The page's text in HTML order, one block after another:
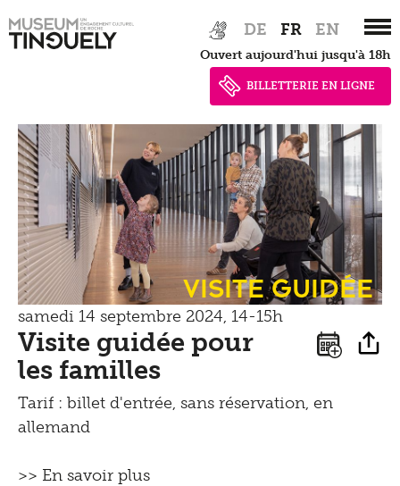
Hauptnavigation
to
DE FR EN
Ouvert aujourd'hui jusqu'à 18h
BILLETTERIE EN LIGNE
Apprendre
Entendre
Documents de presse
Shop
Visite guidée
samedi 14 septembre 2024, 14-15h
Visite guidée pour
les familles
Tarif : billet d'entrée, sans réservation, en
allemand
>> En savoir plus